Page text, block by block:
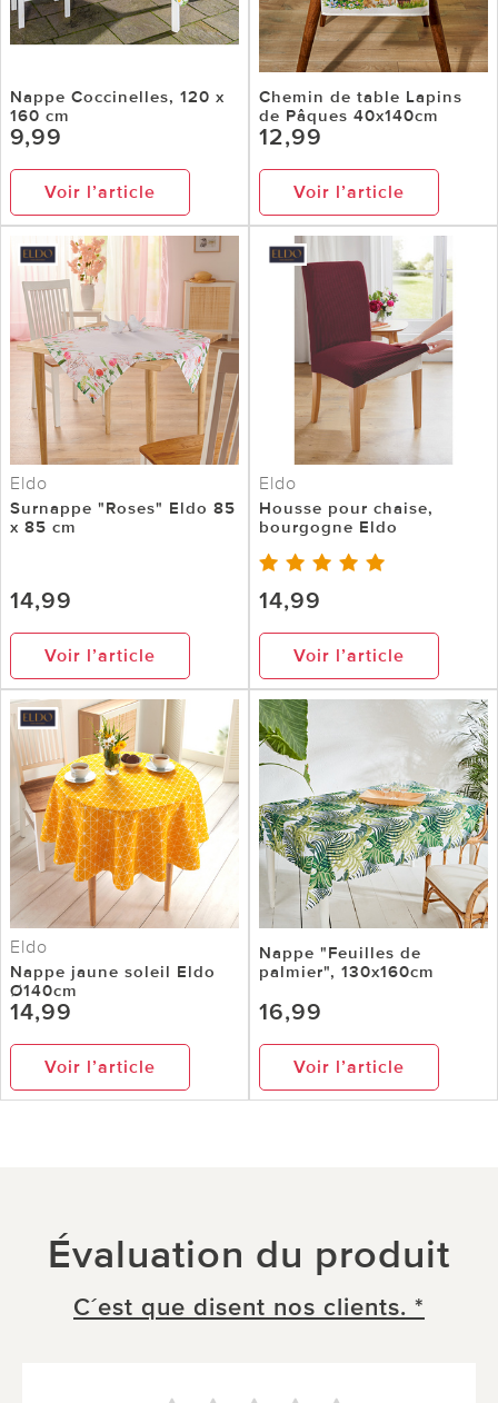
Nappe Coccinelles, 120 x
160 cm
9,99
Voir l’article
Chemin de table Lapins
de Pâques 40x140cm
12,99
Voir l’article
Eldo
Surnappe "Roses" Eldo 85
x 85 cm
14,99
Voir l’article
Eldo
Housse pour chaise,
bourgogne Eldo
14,99
Voir l’article
Eldo
Nappe jaune soleil Eldo
Ø140cm
14,99
Voir l’article
Nappe "Feuilles de
palmier", 130x160cm
16,99
Voir l’article
Évaluation du produit
C´est que disent nos clients. *